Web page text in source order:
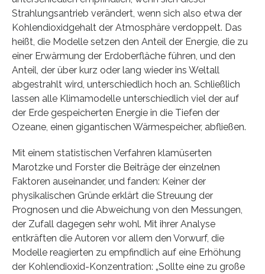
Strahlungsantrieb verändert, wenn sich also etwa der
Kohlendioxidgehalt der Atmosphäre verdoppelt. Das
heißt, die Modelle setzen den Anteil der Energie, die zu
einer Erwärmung der Erdoberfläche führen, und den
Anteil, der über kurz oder lang wieder ins Weltall
abgestrahlt wird, unterschiedlich hoch an. Schließlich
lassen alle Klimamodelle unterschiedlich viel der auf
der Erde gespeicherten Energie in die Tiefen der
Ozeane, einen gigantischen Wärmespeicher, abfließen.
Mit einem statistischen Verfahren klamüserten
Marotzke und Forster die Beiträge der einzelnen
Faktoren auseinander, und fanden: Keiner der
physikalischen Gründe erklärt die Streuung der
Prognosen und die Abweichung von den Messungen,
der Zufall dagegen sehr wohl. Mit ihrer Analyse
entkräften die Autoren vor allem den Vorwurf, die
Modelle reagierten zu empfindlich auf eine Erhöhung
der Kohlendioxid-Konzentration: „Sollte eine zu große